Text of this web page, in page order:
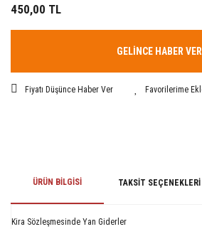
450,00 TL
GELİNCE HABER VER
Fiyatı Düşünce Haber Ver
ÜRÜN BILGISI TAKSIT SEÇENEKLERI
Kira Sözleşmesinde Yan Giderler